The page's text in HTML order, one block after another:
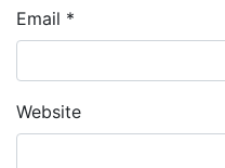
Email *
Website